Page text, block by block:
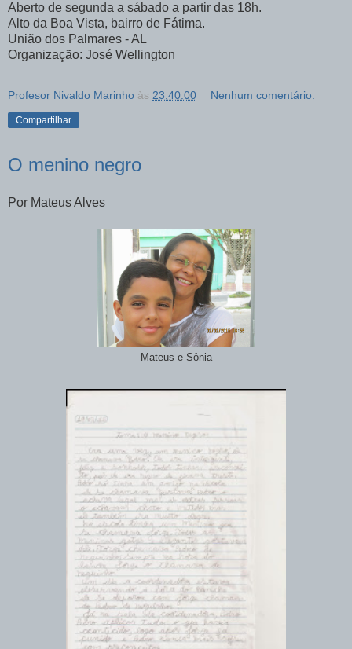
Aberto de segunda a sábado a partir das 18h.
Alto da Boa Vista, bairro de Fátima.
União dos Palmares - AL
Organização: José Wellington
Profesor Nivaldo Marinho às 23:40:00 Nenhum comentário:
Compartilhar
O menino negro
Por Mateus Alves
Mateus e Sônia